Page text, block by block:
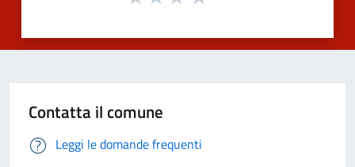
Contatta il comune
Leggi le domande frequenti